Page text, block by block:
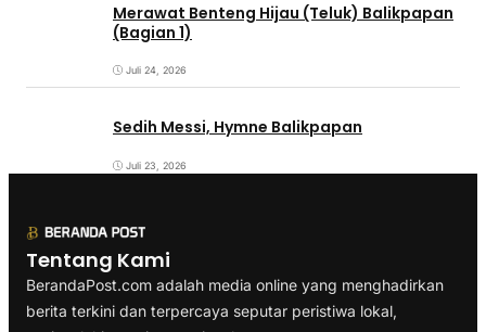
Merawat Benteng Hijau (Teluk) Balikpapan
(Bagian 1)
Juli 24, 2026
Sedih Messi, Hymne Balikpapan
Juli 23, 2026
Tentang Kami
BerandaPost.com adalah media online yang menghadirkan
berita terkini dan terpercaya seputar peristiwa lokal,